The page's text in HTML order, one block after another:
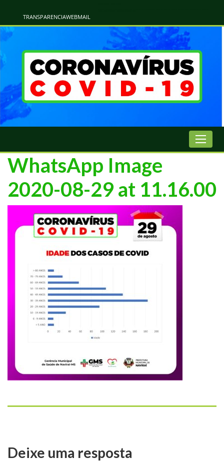
TRANSPARENCIAWEBMAIL
WhatsApp Image
2020-08-29 at 11.16.00
Deixe uma resposta